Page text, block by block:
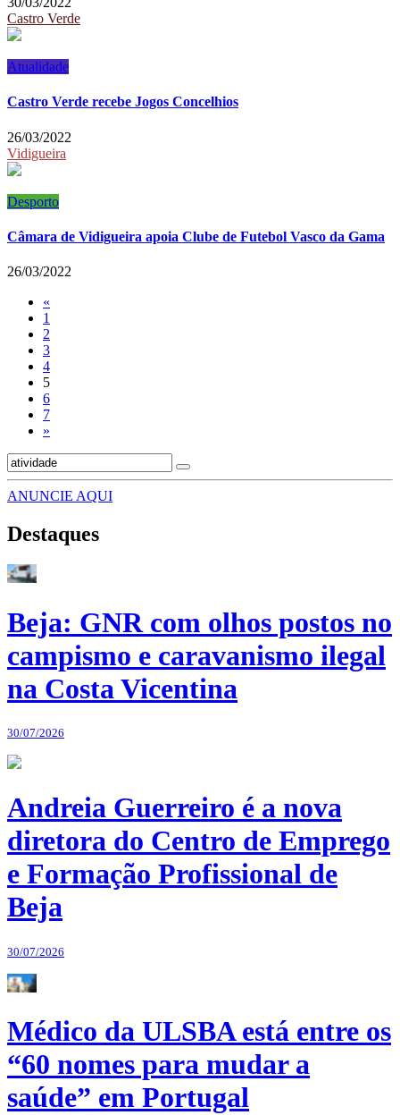
Castro Verde
Atualidade
Castro Verde recebe Jogos Concelhios
26/03/2022
Vidigueira
Desporto
Câmara de Vidigueira apoia Clube de Futebol Vasco da Gama
26/03/2022
«
1
2
3
4
5
6
7
»
ANUNCIE AQUI
Destaques
Beja: GNR com olhos postos no
campismo e caravanismo ilegal
na Costa Vicentina
30/07/2026
Andreia Guerreiro é a nova
diretora do Centro de Emprego
e Formação Profissional de
Beja
30/07/2026
Médico da ULSBA está entre os
“60 nomes para mudar a
saúde” em Portugal